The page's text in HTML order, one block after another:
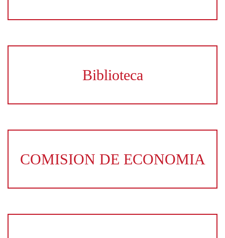
Biblioteca
COMISION DE ECONOMIA